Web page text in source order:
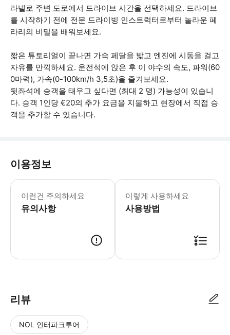
라넬로 주변 도로에서 드라이브 시간을 선택하세요. 드라이브
를 시작하기 전에 전문 드라이빙 인스트럭터로부터 놀라운 페
라리의 비밀을 배워보세요.
짧은 튜토리얼이 끝나면 가속 페달을 밟고 엔진에 시동을 걸고
자유를 만끽하세요. 운전석에 앉은 후 이 야수의 속도, 파워(60
0마력), 가속(0-100km/h 3,5초)을 즐겨보세요.
뒷좌석에 승객을 태우고 싶다면 (최대 2 명) 가능성이 있습니
다. 승객 1인당 €20의 추가 요금을 지불하고 현장에서 직접 승
객을 추가할 수 있습니다.
이용정보
이런건 주의하세요
유의사항
유효한 운전면허증(사본이나 사진이
이렇게 사용하세요
사용방법
리뷰
NOL 인터파크투어